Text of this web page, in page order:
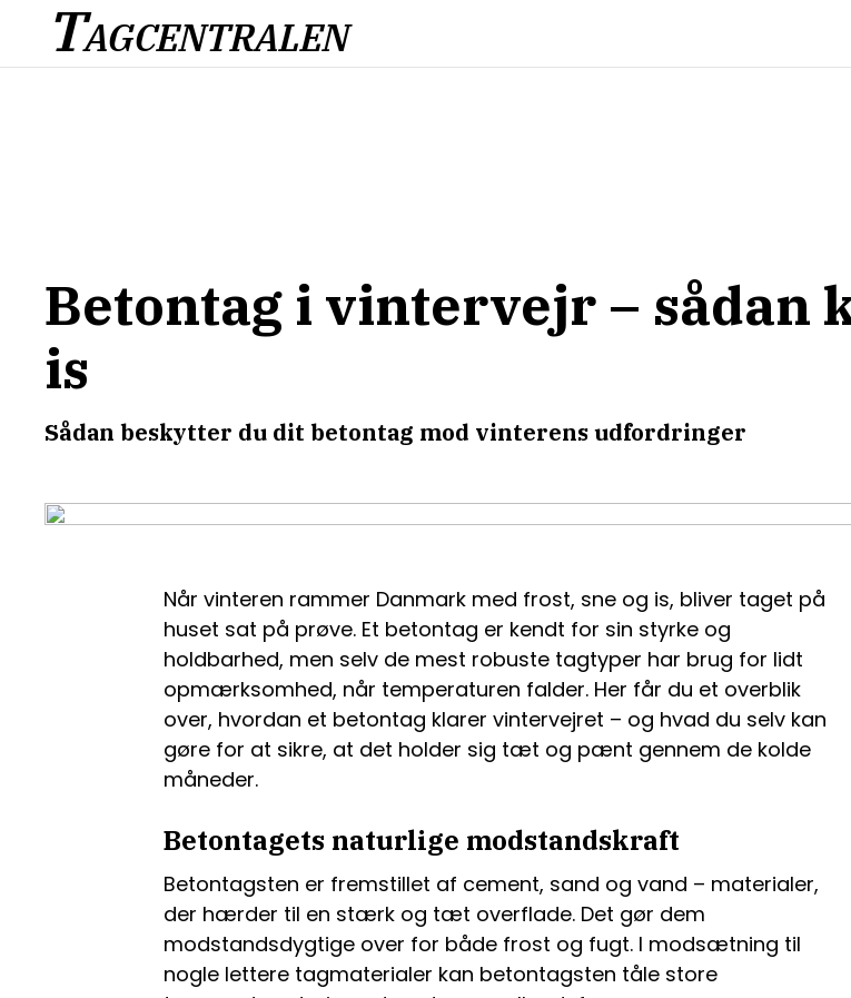
TAGCENTRALEN
Betontag i vintervejr – sådan
is
Sådan beskytter du dit betontag mod vinterens udfordringer
Når vinteren rammer Danmark med frost, sne og is, bliver taget på
huset sat på prøve. Et betontag er kendt for sin styrke og
holdbarhed, men selv de mest robuste tagtyper har brug for lidt
opmærksomhed, når temperaturen falder. Her får du et overblik
over, hvordan et betontag klarer vintervejret – og hvad du selv kan
gøre for at sikre, at det holder sig tæt og pænt gennem de kolde
måneder.
Betontagets naturlige modstandskraft
Betontagsten er fremstillet af cement, sand og vand – materialer,
der hærder til en stærk og tæt overflade. Det gør dem
modstandsdygtige over for både frost og fugt. I modsætning til
nogle lettere tagmaterialer kan betontagsten tåle store